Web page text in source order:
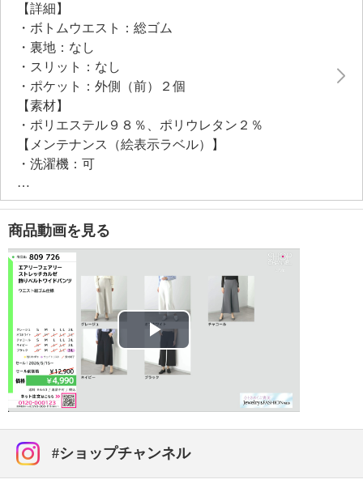
は女性らしさを引き立てます。さまざまなトップスと
合わせやすい洗練されたデザインです。
●普段と同じサイズをおすすめ
【詳細】
・ボトムウエスト：総ゴム
・裏地：なし
・スリット：なし
・ポケット：外側（前）２個
【素材】
・ポリエステル９８％、ポリウレタン２％
【メンテナンス（絵表示ラベル）】
・洗濯機：可
・漂白処理：塩素系・酸素系漂白不可
・タンブル乾燥：不可
・自然乾燥：日陰の吊り干し
・アイロン仕上げ：可（低温）
・ドライクリーニング：石油系ドライクリーニング可
・ウエットクリーニング：可
【メンテナンス（ケアラベル）】
・単品洗い
・水や汗などによる色落ち、色移り注意
・素材の特性上、多少の縮みあり
・ネット使用
・中性洗剤使用
【原産国（地）】
商品動画を見る
Play
Video
#ショップチャンネル